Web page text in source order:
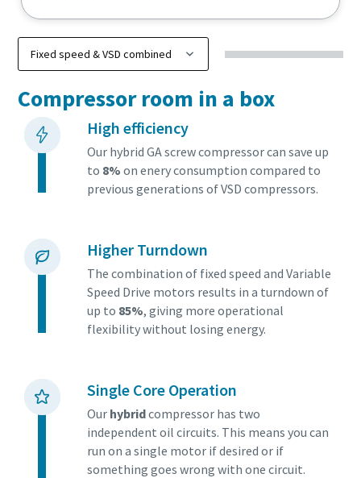
Compressor room in a box
High efficiency
Our hybrid GA screw compressor can save up
to 8% on enery consumption compared to
previous generations of VSD compressors.
Higher Turndown
The combination of fixed speed and Variable
Speed Drive motors results in a turndown of
up to 85%, giving more operational
flexibility without losing energy.
Single Core Operation
Our hybridcompressor has two
independent oil circuits. This means you can
run on a single motor if desired or if
something goes wrong with one circuit.